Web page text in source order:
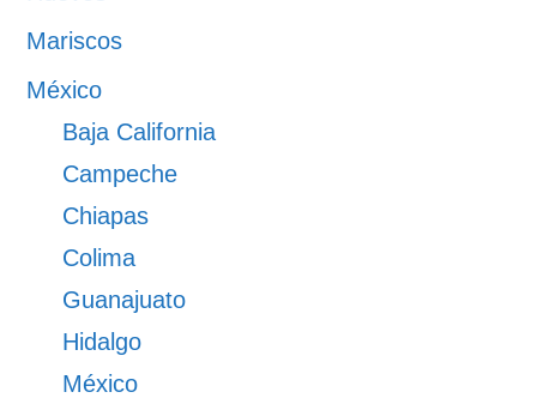
Mariscos
México
Baja California
Campeche
Chiapas
Colima
Guanajuato
Hidalgo
México